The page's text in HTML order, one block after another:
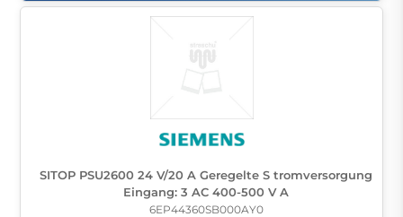
SITOP PSU2600 24 V/20 A Geregelte S tromversorgung
Eingang: 3 AC 400-500 V A
6EP44360SB000AY0